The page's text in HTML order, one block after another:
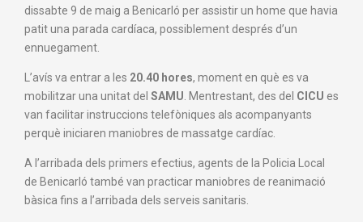
dissabte 9 de maig a Benicarló per assistir un home que havia
patit una parada cardíaca, possiblement després d’un
ennuegament.
L’avís va entrar a les 20.40 hores, moment en què es va
mobilitzar una unitat del SAMU . Mentrestant, des del CICU es
van facilitar instruccions telefòniques als acompanyants
perquè iniciaren maniobres de massatge cardíac.
A l’arribada dels primers efectius, agents de la Policia Local
de Benicarló també van practicar maniobres de reanimació
bàsica fins a l’arribada dels serveis sanitaris.